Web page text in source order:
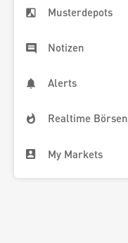
Musterdepots
Notizen
Alerts
Realtime Börsen
My Markets